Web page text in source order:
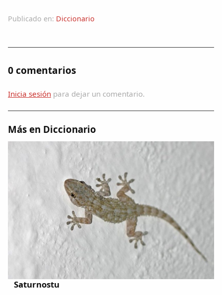
La palra
Modo oscuro
Publicado en: Diccionario
0 comentarios
Inicia sesión para dejar un comentario.
Más en Diccionario
Saturnostu